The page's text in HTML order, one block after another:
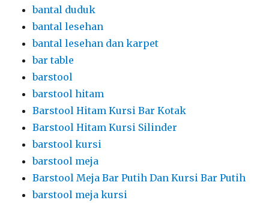
bantal duduk
bantal lesehan
bantal lesehan dan karpet
bar table
barstool
barstool hitam
Barstool Hitam Kursi Bar Kotak
Barstool Hitam Kursi Silinder
barstool kursi
barstool meja
Barstool Meja Bar Putih Dan Kursi Bar Putih
barstool meja kursi